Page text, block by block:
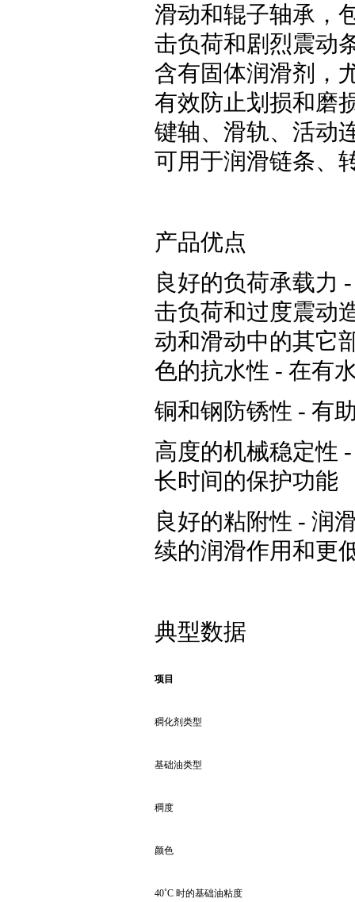
滑动和辊子轴承，
击负荷和剧烈震动
含有固体润滑剂，
有效防止划损和磨
键轴、滑轨、活动
可用于润滑链条、
产品优点
良好的负荷承载力
击负荷和过度震动
动和滑动中的其它
色的抗水性 - 在有
铜和钢防锈性 - 有
高度的机械稳定性
长时间的保护功能
良好的粘附性 - 润
续的润滑作用和更
典型数据
项目
稠化剂类型
基础油类型
稠度
颜色
40˚C 时的基础油粘度